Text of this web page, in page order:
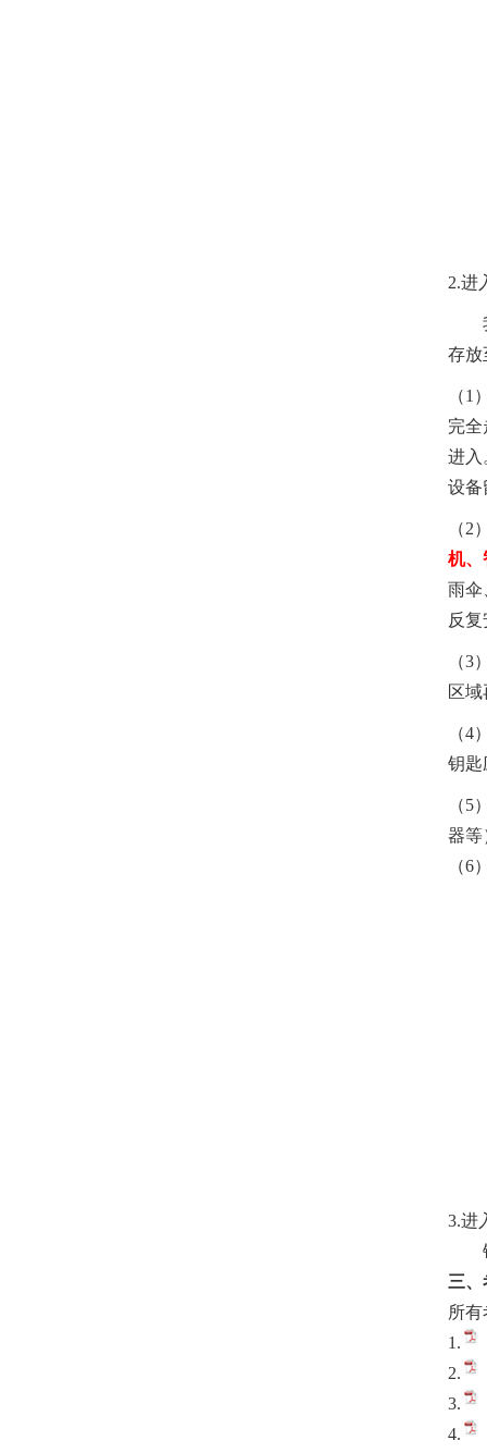
2.进
存放
（1
完全
进入
设备
（2）
机、
雨伞
反复
（3）
区
（4）
钥匙
（5）
器等
（6）
3.进
三、
所有
1.
2.
3.
4.